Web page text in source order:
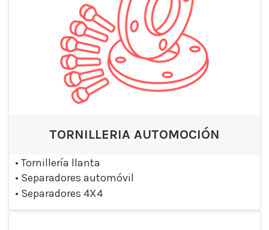
TORNILLERIA AUTOMOCIÓN
• Tornillería llanta
• Separadores automóvil
• Separadores 4X4